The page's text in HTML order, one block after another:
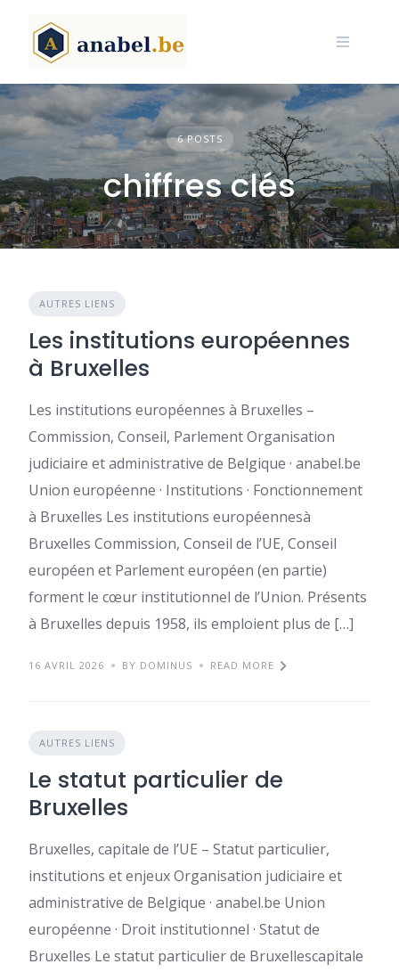
content
6 POSTS
chiffres clés
AUTRES LIENS
Les institutions européennes
à Bruxelles
Les institutions européennes à Bruxelles –
Commission, Conseil, Parlement Organisation
judiciaire et administrative de Belgique · anabel.be
Union européenne · Institutions · Fonctionnement
à Bruxelles Les institutions européennesà
Bruxelles Commission, Conseil de l’UE, Conseil
européen et Parlement européen (en partie)
forment le cœur institutionnel de l’Union. Présents
à Bruxelles depuis 1958, ils emploient plus de […]
16 AVRIL 2026 BY DOMINUS READ MORE
AUTRES LIENS
Le statut particulier de
Bruxelles
Bruxelles, capitale de l’UE – Statut particulier,
institutions et enjeux Organisation judiciaire et
administrative de Belgique · anabel.be Union
européenne · Droit institutionnel · Statut de
Bruxelles Le statut particulier de Bruxellescapitale